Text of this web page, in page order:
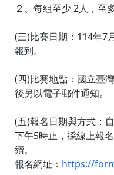
２、每組至少 2人，至
(三)比賽日期：114年7
報到。
(四)比賽地點：國立臺
後另以電子郵件通知。
(五)報名日期與方式：
下午5時止，採線上報
續。
報名網址： https://